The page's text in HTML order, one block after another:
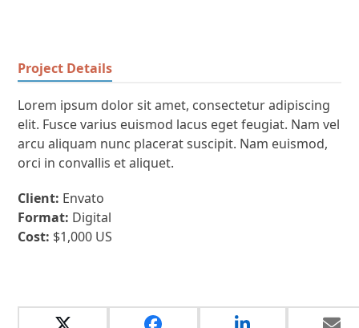
Project Details
Lorem ipsum dolor sit amet, consectetur adipiscing
elit. Fusce varius euismod lacus eget feugiat. Nam vel
arcu aliquam nunc placerat suscipit. Nam euismod,
orci in convallis et aliquet.
Client: Envato
Format: Digital
Cost: $1,000 US
Projets connexes